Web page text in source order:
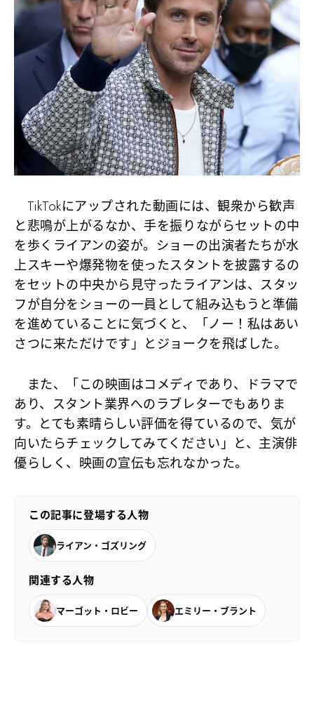
TikTokにアップされた動画には、観衆から歓声
と悲鳴が上がるなか、手を振りながらセットの中
を歩くライアンの姿が。ショーの出演者たちが水
上スキーや爆発物を使ったスタントを披露するの
をセットの中央から見守ったライアンは、スタッ
フが自分をショーの一員として組み込もうと準備
を進めていることに気づくと、「ノー！私はあい
さつに来ただけです」とジョークを飛ばした。
また、「この映画はコメディであり、ドラマで
あり、スタント業界へのラブレターでもありま
す。とても素晴らしい評価を得ているので、気が
向いたらチェックしてみてください」と、主演俳
優らしく、映画の宣伝も忘れなかった。
この記事に登場する人物
ライアン・ゴズリング
関連する人物
マーゴット・ロビー エミリー・ブラント